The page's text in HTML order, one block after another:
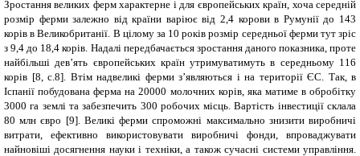
Зростання великих ферм характерне і для європейських країн, хоча середній
розмір ферми залежно від країни варіює від 2,4 корови в Румунії до 143
корів в Великобританії. В цілому за 10 років розмір середньої ферми тут зріс
з 9,4 до 18,4 корів. Надалі передбачається зростання даного показника, проте
найбільші дев’ять європейських країн утримуватимуть в середньому 116
корів [8, с.8]. Втім надвеликі ферми з’являються і на території ЄС. Так, в
Іспанії побудована ферма на 20000 молочних корів, яка матиме в обробітку
3000 га землі та забезпечить 300 робочих місць. Вартість інвестиції склала
80 млн євро [9]. Великі ферми спроможні максимально знизити виробничі
витрати, ефективно використовувати виробничі фонди, впроваджувати
найновіші досягнення науки і техніки, а також сучасні системи управління.